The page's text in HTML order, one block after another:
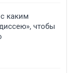
каким
чтобы